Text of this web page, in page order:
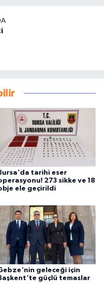
tarihi eser
273 sikke ve 18
ele geçirildi
geleceği için
güçlü temaslar